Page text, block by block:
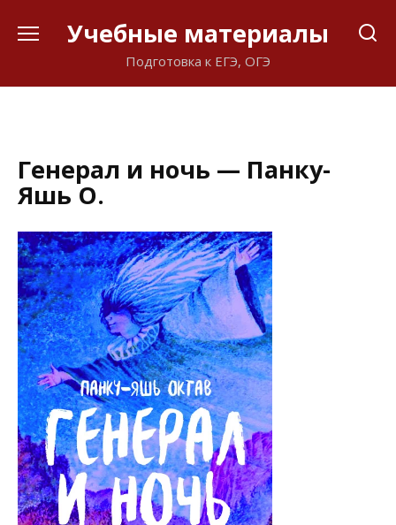
Учебные материалы
Подготовка к ЕГЭ, ОГЭ
Генерал и ночь — Панку-
Яшь О.